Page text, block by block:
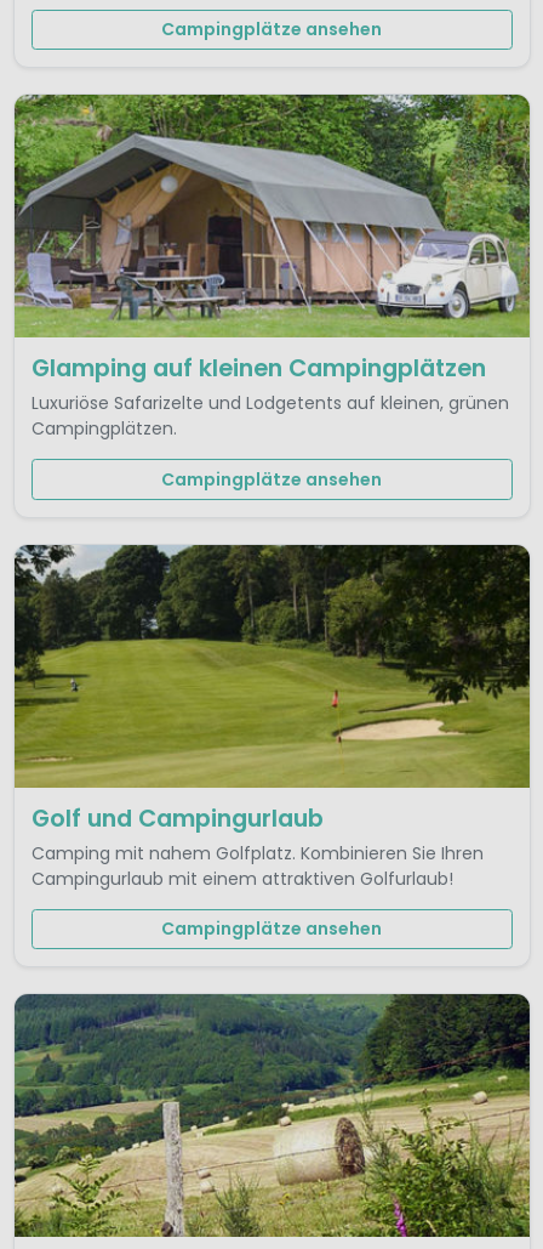
Campingplätze ansehen
Glamping auf kleinen Campingplätzen
Luxuriöse Safarizelte und Lodgetents auf kleinen, grünen
Campingplätzen.
Campingplätze ansehen
Golf und Campingurlaub
Camping mit nahem Golfplatz. Kombinieren Sie Ihren
Campingurlaub mit einem attraktiven Golfurlaub!
Campingplätze ansehen